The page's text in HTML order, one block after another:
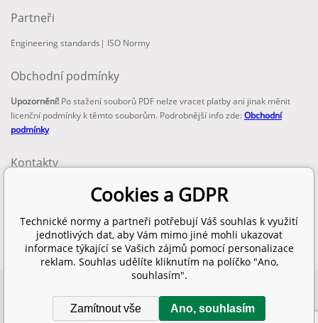
Partneři
Engineering standards | ISO Normy
Obchodní podmínky
Upozornění! Po stažení souborů PDF nelze vracet platby ani jinak měnit
licenční podmínky k těmto souborům. Podrobnější info zde:Obchodní
podmínky
Kontakty
info@technickenormy.cz
obchod@technickenormy.cz
Telefon:
+420 377 387 684
SITEMAP
Tvorba a pronájem eshopůBINARGON.cz
Cookies a GDPR
Technické normy a partneři potřebují Váš souhlas k využití
jednotlivých dat, aby Vám mimo jiné mohli ukazovat
informace týkající se Vašich zájmů pomocí personalizace
reklam. Souhlas udělíte kliknutím na políčko "Ano,
souhlasím".
Zamítnout vše Ano, souhlasím